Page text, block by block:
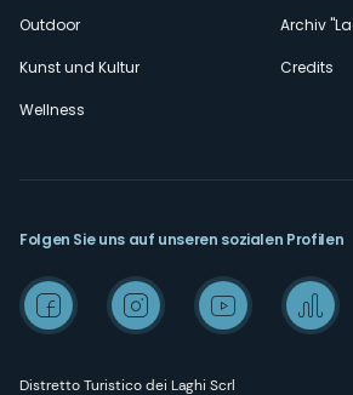
Outdoor
Kunst und Kultur
Wellness
Archiv
Credits
Distretto Turistico dei Laghi Scrl
Folgen Sie uns auf unseren sozialen Profilen